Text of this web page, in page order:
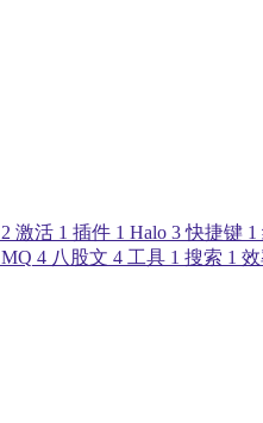
2 激活 1 插件 1 Halo 3 快捷键 1
MQ 4 八股文 4 工具 1 搜索 1